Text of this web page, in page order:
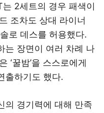
는 2세트의 경우 패색이
조차도 상대 라이너
로 데스를 허용했다.
는 장면이 여러 차례 나
‘꿀밤’을 스스로에게
출하기도 했다.
의 경기력에 대해 만족